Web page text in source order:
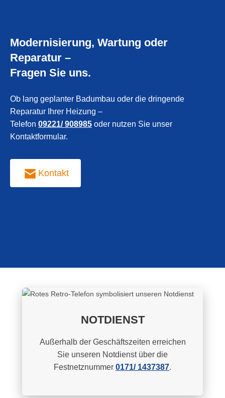
Modernisierung, Wartung oder
Reparatur –
Fragen Sie uns.
Ob lang geplanter Badumbau oder die dringende
Reparatur Ihrer Heizung –
Telefon 09221/ 908985 oder nutzen Sie unser
Kontaktformular.
Kontakt
NOTDIENST
Außerhalb der Geschäftszeiten erreichen
Sie unseren Notdienst über die
Festnetznummer 0171/ 1437387.